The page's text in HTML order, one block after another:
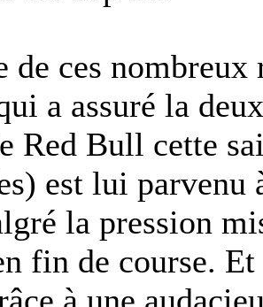
de ces nombreux
a assuré la
Red Bull cette
est lui parvenu
la pression
fin de course.